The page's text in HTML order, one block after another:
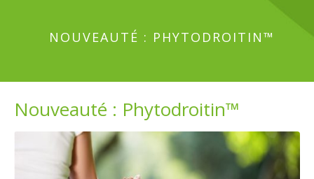
NOUVEAUTÉ : PHYTODROITIN™
Nouveauté : Phytodroitin™